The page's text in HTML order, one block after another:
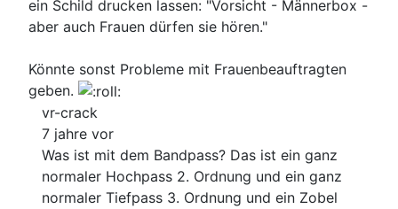
ein Schild drucken lassen: "Vorsicht - Männerbox -
aber auch Frauen dürfen sie hören."
Könnte sonst Probleme mit Frauenbeauftragten
geben.
vr-crack
7 jahre vor
Was ist mit dem Bandpass? Das ist ein ganz
normaler Hochpass 2. Ordnung und ein ganz
normaler Tiefpass 3. Ordnung und ein Zobel